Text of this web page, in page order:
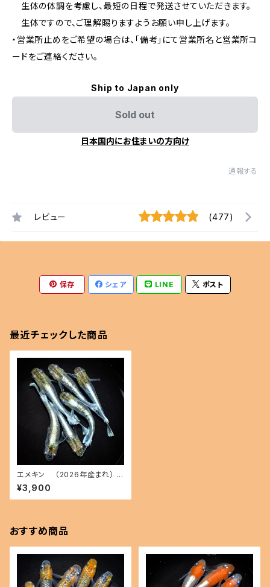
生体の体調を考慮し、最短の日程で発送させていただきます。
生体ですので、ご理解賜りますようお願い申し上げます。
・営業所止めをご希望の場合は、「備考」にて営業所名と営業所コ
ードをご連絡ください。
Ship to Japan only
Sold out
日本国内にお住まいの方向け
通報する
レビュー (477)
保存 シェア LINE ポスト
最近チェックした商品
エメキン （2026年産まれ） オ
ス3 メス3(現物出品) ikahoff
C-0707-51200-a
¥3,900
おすすめ商品